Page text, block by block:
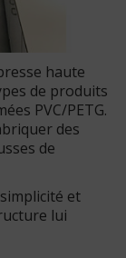
haute
de produits
PVC/PETG.
des
de
et
lui